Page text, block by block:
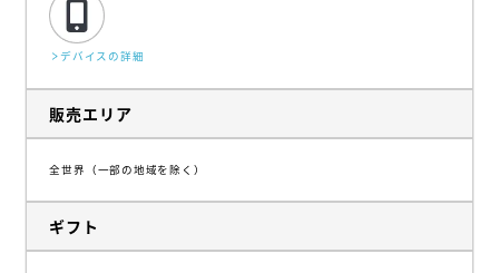
デバイスの詳細
販売エリア
全世界（一部の地域を除く）
ギフト